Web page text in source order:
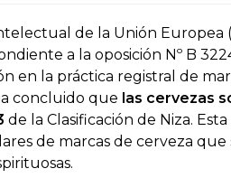
de la Unión Europea
a la oposición Nº B
en la práctica registral de
concluido que las cervezas
de la Clasificación de Niza.
de marcas de cerveza